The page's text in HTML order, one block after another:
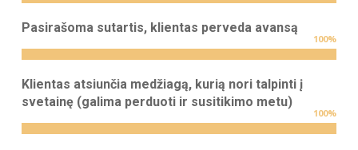
Pasirašoma sutartis, klientas perveda avansą
100%
Klientas atsiunčia medžiagą, kurią nori talpinti į
svetainę (galima perduoti ir susitikimo metu)
100%